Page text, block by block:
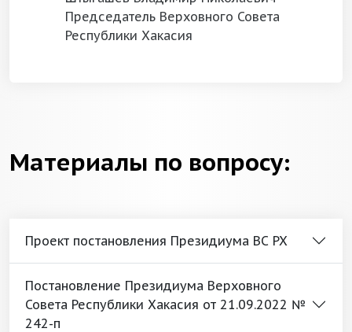
Председатель Верховного Совета
Республики Хакасия
Материалы по вопросу:
Проект постановления Президиума ВС РХ
Постановление Президиума Верховного
Совета Республики Хакасия от 21.09.2022 №
242-п